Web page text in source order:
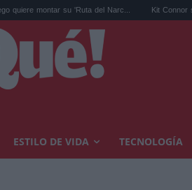
'Ruta del Narc... Kit Connor será Cíclope en
ESTILO DE VIDA TECNOLOGÍA